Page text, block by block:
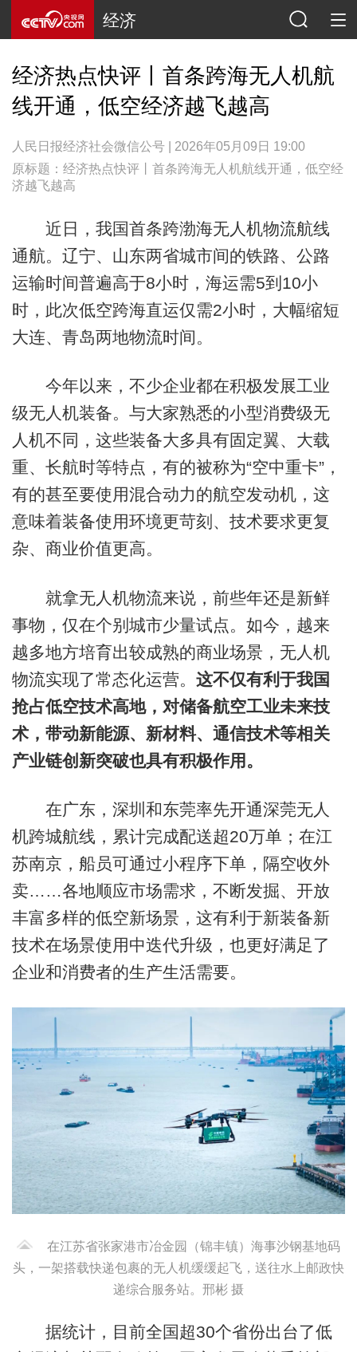
经济
经济热点快评丨首条跨海无人机航
线开通，低空经济越飞越高
人民日报经济社会微信公号 | 2026年05月09日 19:00
原标题：经济热点快评丨首条跨海无人机航线开通，低空经
济越飞越高
近日，我国首条跨渤海无人机物流航线
通航。辽宁、山东两省城市间的铁路、公路
运输时间普遍高于8小时，海运需5到10小
时，此次低空跨海直运仅需2小时，大幅缩短
大连、青岛两地物流时间。
今年以来，不少企业都在积极发展工业
级无人机装备。与大家熟悉的小型消费级无
人机不同，这些装备大多具有固定翼、大载
重、长航时等特点，有的被称为“空中重卡”，
有的甚至要使用混合动力的航空发动机，这
意味着装备使用环境更苛刻、技术要求更复
杂、商业价值更高。
就拿无人机物流来说，前些年还是新鲜
事物，仅在个别城市少量试点。如今，越来
越多地方培育出较成熟的商业场景，无人机
物流实现了常态化运营。 这不仅有利于我国
抢占低空技术高地，对储备航空工业未来技
术，带动新能源、新材料、通信技术等相关
产业链创新突破也具有积极作用。
在广东，深圳和东莞率先开通深莞无人
机跨城航线，累计完成配送超20万单；在江
苏南京，船员可通过小程序下单，隔空收外
卖……各地顺应市场需求，不断发掘、开放
丰富多样的低空新场景，这有利于新装备新
技术在场景使用中迭代升级，也更好满足了
企业和消费者的生产生活需要。
在江苏省张家港市冶金园（锦丰镇）海事沙钢基地码
头，一架搭载快递包裹的无人机缓缓起飞，送往水上邮政快
递综合服务站。邢彬 摄
据统计，目前全国超30个省份出台了低